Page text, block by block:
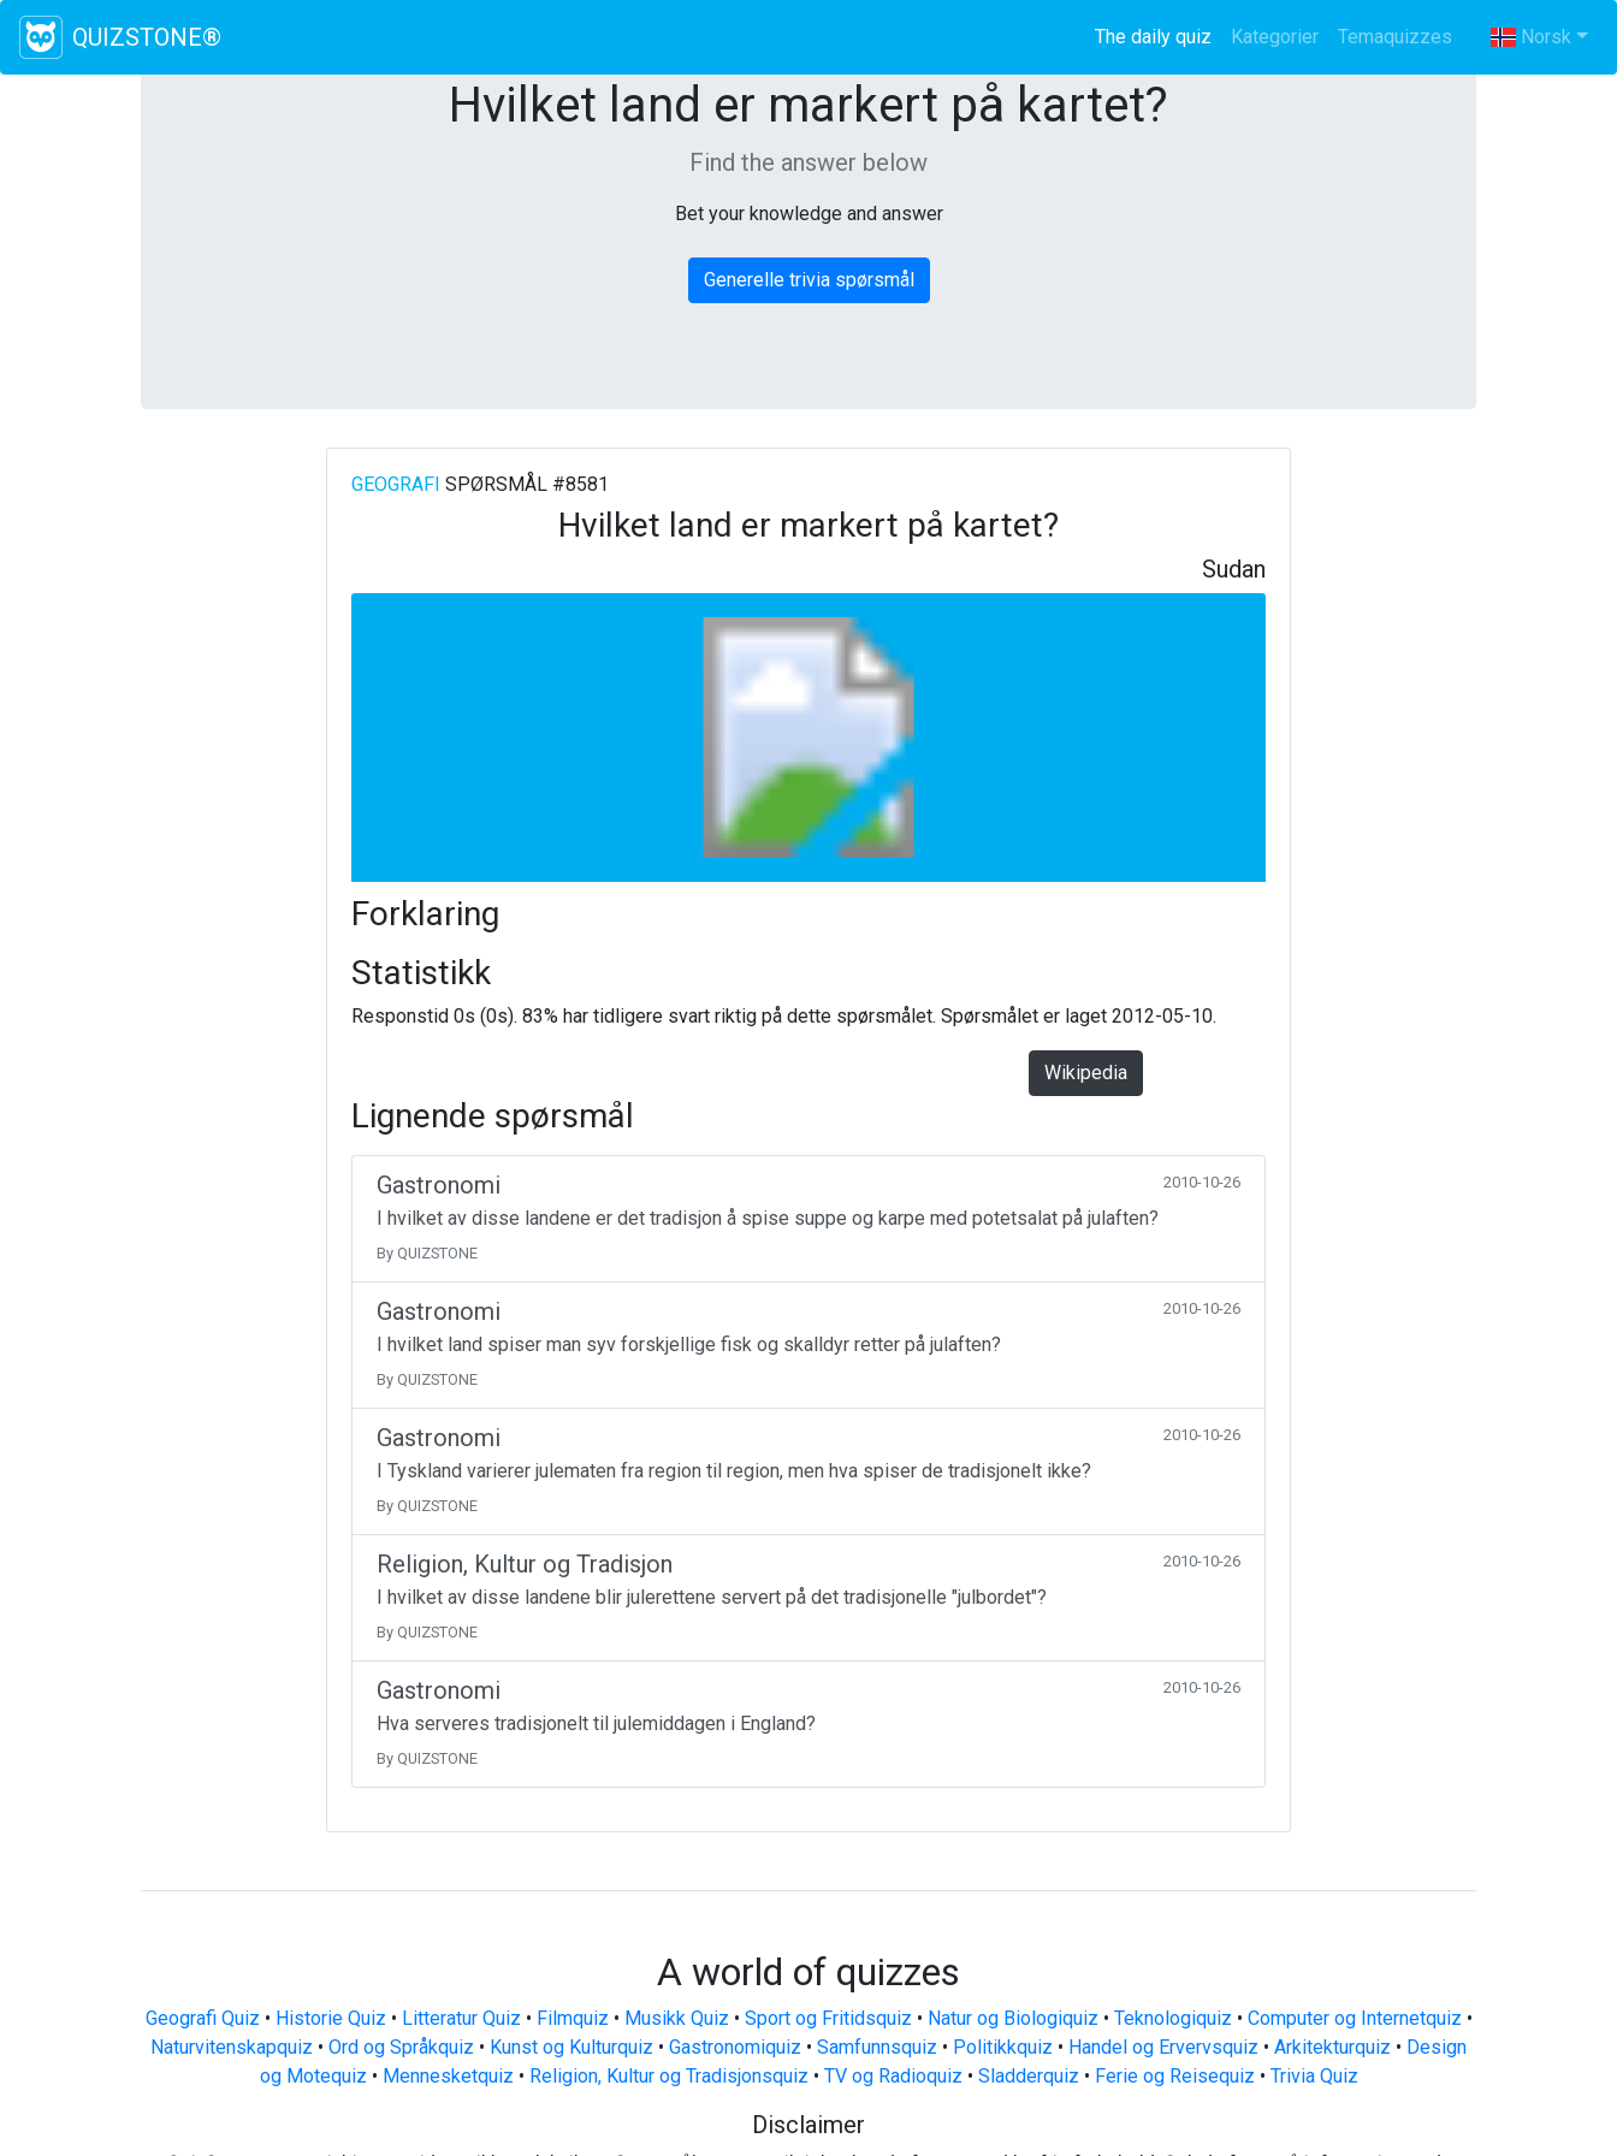
QUIZSTONE® The daily quiz (current)
Kategorier Temaquizzes Norsk
Hvilket land er markert på kartet?
Find the answer below
Bet your knowledge and answer
Generelle trivia spørsmål
GEOGRAFI SPØRSMÅL #8581
Hvilket land er markert på kartet?
Sudan
Forklaring
Statistikk
Responstid 0s (0s). 83% har tidligere svart riktig på dette spørsmålet. Spørsmålet er laget 2012-05-10.
Wikipedia
Lignende spørsmål
Gastronomi 2010-10-26
I hvilket av disse landene er det tradisjon å spise suppe og karpe med potetsalat på julaften?
By QUIZSTONE
Gastronomi 2010-10-26
I hvilket land spiser man syv forskjellige fisk og skalldyr retter på julaften?
By QUIZSTONE
Gastronomi 2010-10-26
I Tyskland varierer julematen fra region til region, men hva spiser de tradisjonelt ikke?
By QUIZSTONE
Religion, Kultur og Tradisjon 2010-10-26
I hvilket av disse landene blir julerettene servert på det tradisjonelle "julbordet"?
By QUIZSTONE
Gastronomi 2010-10-26
Hva serveres tradisjonelt til julemiddagen i England?
By QUIZSTONE
A world of quizzes
Geografi Quiz • Historie Quiz • Litteratur Quiz • Filmquiz • Musikk Quiz • Sport og Fritidsquiz • Natur og Biologiquiz • Teknologiquiz • Computer og Internetquiz •
Naturvitenskapquiz • Ord og Språkquiz • Kunst og Kulturquiz • Gastronomiquiz • Samfunnsquiz • Politikkquiz • Handel og Ervervsquiz • Arkitekturquiz • Design
og Motequiz • Mennesketquiz • Religion, Kultur og Tradisjonsquiz • TV og Radioquiz • Sladderquiz • Ferie og Reisequiz • Trivia Quiz
Disclaimer